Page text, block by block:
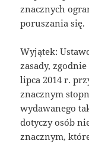
znacznych
poruszania się.
Wyjątek:
zasady,
lipca 2014 r.
znacznym
wydawanego
dotyczy osób
znacznym,